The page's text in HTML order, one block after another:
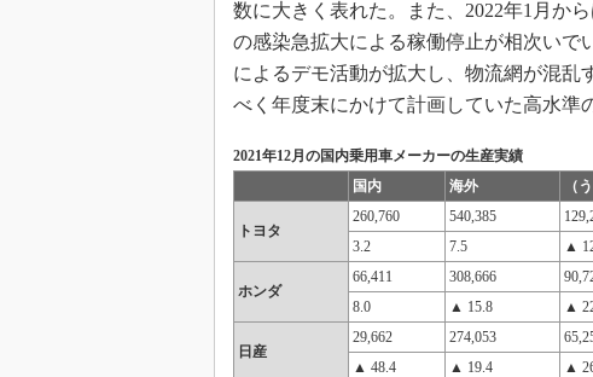
数に大きく表れた。また、2022年1月か
の感染急拡大による稼働停止が相次いで
によるデモ活動が拡大し、物流網が混乱
べく年度末にかけて計画していた高水準
2021年12月の国内乗用車メーカーの生産実績
国内
海外 （
トヨタ
260,760 540,385
3.2
7.5 ▲
ホンダ
66,411 308,666
8.0
▲ 15.8 ▲
日産
29,662 274,053
▲ 48.4
▲ 19.4 ▲